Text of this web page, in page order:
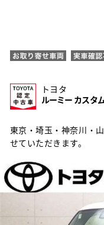
トヨタ
ルーミー カスタ
東京・埼玉・神奈川・
せていただきます。